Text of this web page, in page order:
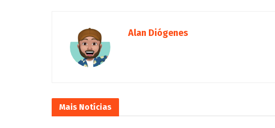
Alan Diógenes
Mais Notícias